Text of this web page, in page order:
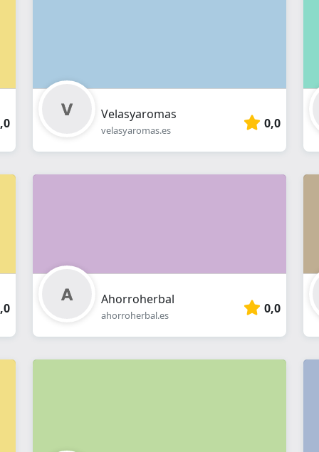
Velasyaromas
velasyaromas.es 0,0
Ahorroherbal
ahorroherbal.es 0,0